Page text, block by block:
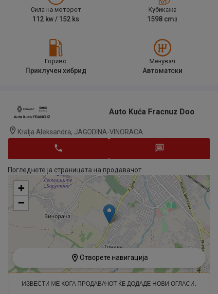
Сила на моторот
112 kw / 152 ks
Кубикажа
1598 cm3
Гориво
Приклучен хибрид
Менувач
Автоматски
Auto Kuća Fracnuz Doo
Kralja Aleksandra, JAGODINA-VINORACA
Погледнете ја страницата на продавачот
+
−
Отворете навигација
ИЗВЕСТИ МЕ КОГА ПРОДАВАЧОТ ЌЕ ДОДАДЕ НОВИ ОГЛАСИ.